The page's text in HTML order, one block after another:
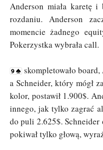
Anderson miała karetę i
rozdaniu. Anderson
momencie żadnego
Pokerzystka wybrała call.
skompletowało
a Schneider, który mógł
kolor, postawił 1.900$.
innego, jak tylko zagrać
do puli 2.625$. Schneider
pokiwał tylko głową,